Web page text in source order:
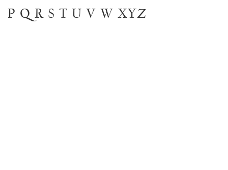
P Q R S T U V W XYZ